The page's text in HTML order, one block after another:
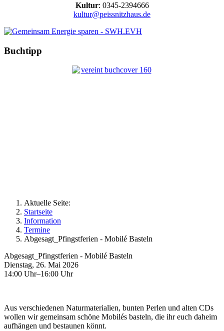
Kultur: 0345-2394666
kultur@peissnitzhaus.de
Buchtipp
Aktuelle Seite:
Startseite
Information
Termine
Abgesagt_Pfingstferien - Mobilé Basteln
Abgesagt_Pfingstferien - Mobilé Basteln
Dienstag, 26. Mai 2026
14:00 Uhr–16:00 Uhr
Aus verschiedenen Naturmaterialien, bunten Perlen und alten CDs
wollen wir gemeinsam schöne Mobilés basteln, die ihr euch daheim
aufhängen und bestaunen könnt.